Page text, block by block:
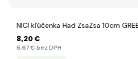
NICI kľúčenka Had ZsaZsa 10cm
8,20 €
6,67 € bez DPH